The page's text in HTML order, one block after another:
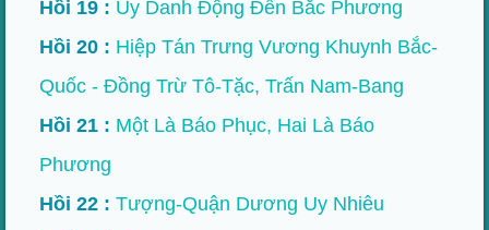
Hồi 19 : Uy Danh Động Đến Bắc Phương
Hồi 20 : Hiệp Tán Trưng Vương Khuynh Bắc-
Quốc - Đồng Trừ Tô-Tặc, Trấn Nam-Bang
Hồi 21 : Một Là Báo Phục, Hai Là Báo
Phương
Hồi 22 : Tượng-Quận Dương Uy Nhiêu